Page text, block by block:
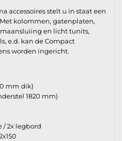
accessoires stelt u in staat een
kolommen, gatenplaten,
en licht tunits,
e.d. kan de Compact
worden ingericht.
mm dik)
1820 mm)
/ 2x legbord